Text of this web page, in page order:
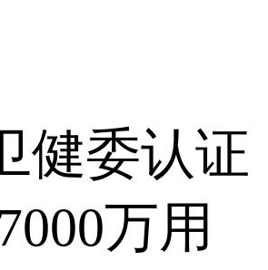
健委认证
万用